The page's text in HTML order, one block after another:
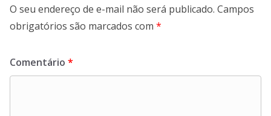
O seu endereço de e-mail não será publicado. Campos
obrigatórios são marcados com *
Comentário *